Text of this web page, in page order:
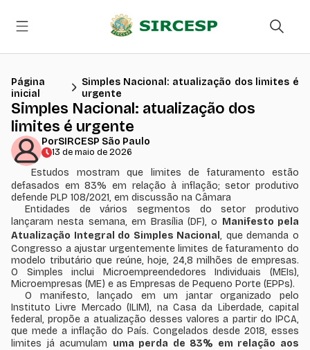
Página
inicial
Simples Nacional: atualização dos limites é
urgente
Simples Nacional: atualização dos
limites é urgente
PorSIRCESP São Paulo
13 de maio de 2026
Estudos mostram que limites de faturamento estão
defasados em 83% em relação à inflação; setor produtivo
defende PLP 108/2021, em discussão na Câmara
Entidades de vários segmentos do setor produtivo
lançaram nesta semana, em Brasília (DF), o Manifesto pela
Atualização Integral do Simples Nacional, que demanda o
Congresso a ajustar urgentemente limites de faturamento do
modelo tributário que reúne, hoje, 24,8 milhões de empresas.
O Simples inclui Microempreendedores Individuais (MEIs),
Microempresas (ME) e as Empresas de Pequeno Porte (EPPs).
O manifesto, lançado em um jantar organizado pelo
Instituto Livre Mercado (ILIM), na Casa da Liberdade, capital
federal, propõe a atualização desses valores a partir do IPCA,
que mede a inflação do País. Congelados desde 2018, esses
limites já acumulam uma perda de 83% em relação aos